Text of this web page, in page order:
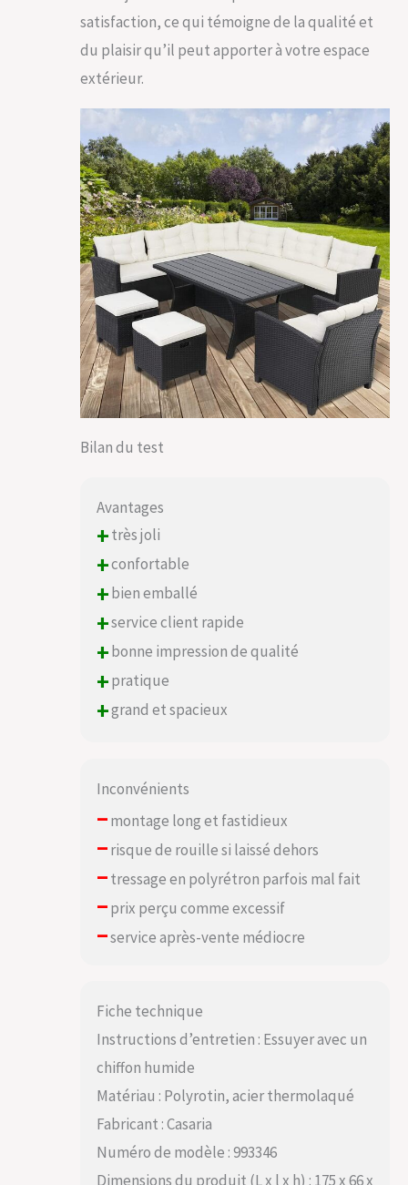
satisfaction, ce qui témoigne de la qualité et
du plaisir qu’il peut apporter à votre espace
extérieur.
Bilan du test
Avantages
+très joli
+confortable
+bien emballé
+service client rapide
+bonne impression de qualité
+pratique
+grand et spacieux
Inconvénients
–montage long et fastidieux
–risque de rouille si laissé dehors
–tressage en polyrétron parfois mal fait
–prix perçu comme excessif
–service après-vente médiocre
Fiche technique
Instructions d’entretien : Essuyer avec un
chiffon humide
Matériau : Polyrotin, acier thermolaqué
Fabricant : Casaria
Numéro de modèle : 993346
Dimensions du produit (L x l x h) : 175 x 66 x